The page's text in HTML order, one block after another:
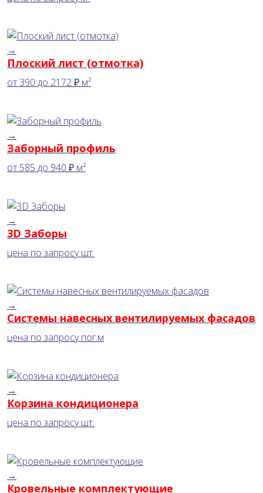
→
Плоский лист (отмотка)
от 390 до 2172 ₽ м²
→
Заборный профиль
от 585 до 940 ₽ м²
→
3D Заборы
цена по запросу шт.
→
Системы навесных вентилируемых фасадов
цена по запросу пог.м
→
Корзина кондиционера
цена по запросу шт.
→
Кровельные комплектующие